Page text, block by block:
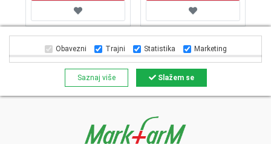
Obavezni Trajni Statistika Marketing
Saznaj više Slažem se